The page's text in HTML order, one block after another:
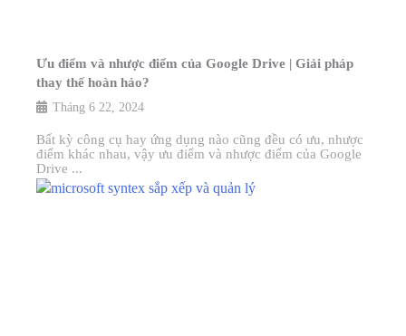
Ưu điểm và nhược điểm của Google Drive | Giải pháp
thay thế hoàn hảo?
Tháng 6 22, 2024
Bất kỳ công cụ hay ứng dụng nào cũng đều có ưu, nhược
điểm khác nhau, vậy ưu điểm và nhược điểm của Google
Drive ...